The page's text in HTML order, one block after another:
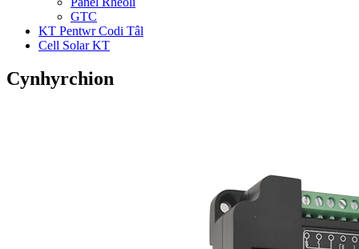
GTC
KT Pentwr Codi Tâl
Cell Solar KT
Cynhyrchion